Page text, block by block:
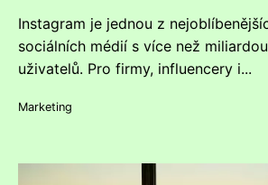
Instagram je jednou z
sociálních médií s více než
uživatelů. Pro firmy, influencery i...
Marketing